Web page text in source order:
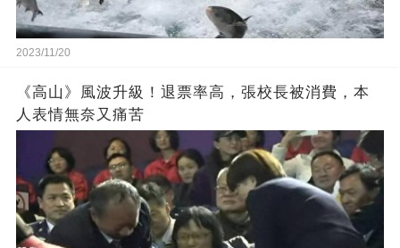
2023/11/20
《高山》風波升級！退票率高，張校長被消費，本
人表情無奈又痛苦